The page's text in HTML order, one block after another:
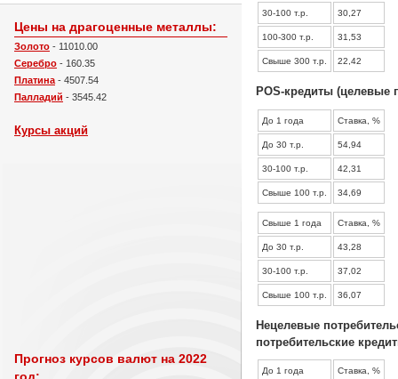
Цены на драгоценные металлы:
Золото - 11010.00
Серебро - 160.35
Платина - 4507.54
Палладий - 3545.42
Курсы акций
Прогноз курсов валют на 2022
30-100 т.р. 30,27
100-300 т.р. 31,53
Свыше 300 т.р. 22,42
POS-кредиты (целевые
До 1 года Ставка, %
До 30 т.р. 54,94
30-100 т.р. 42,31
Свыше 100 т.р. 34,69
Свыше 1 года Ставка, %
До 30 т.р. 43,28
30-100 т.р. 37,02
Свыше 100 т.р. 36,07
Нецелевые
потребительские
До 1 года Ставка, %